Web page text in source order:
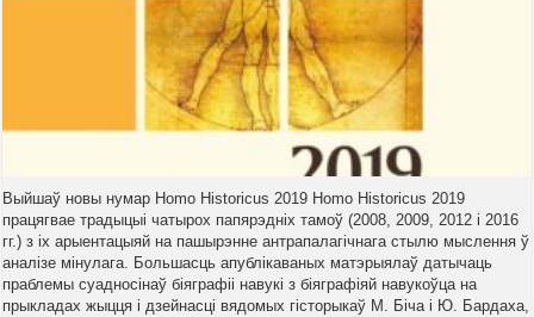
Выйшаў новы нумар Homo Historicus 2019 Homo Historicus 2019
працягвае традыцыі чатырох папярэдніх тамоў (2008, 2009, 2012 і 2016
гг.) з іх арыентацыяй на пашырэнне антрапалагічнага стылю мыслення ў
аналізе мінулага. Большасць апублікаваных матэрыялаў датычаць
праблемы суадносінаў біяграфіі навукі з біяграфіяй навукоўца на
прыкладах жыцця і дзейнасці вядомых гісторыкаў М. Біча і Ю. Бардаха,